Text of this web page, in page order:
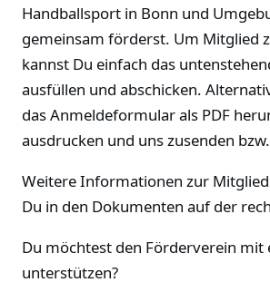
Handballsport in Bonn und
gemeinsam förderst. Um Mitglied
kannst Du einfach das
ausfüllen und abschicken.
das Anmeldeformular als PDF
ausdrucken und uns zusenden
Weitere Informationen zur
Du in den Dokumenten auf der
Du möchtest den Förderverein mit
unterstützen?